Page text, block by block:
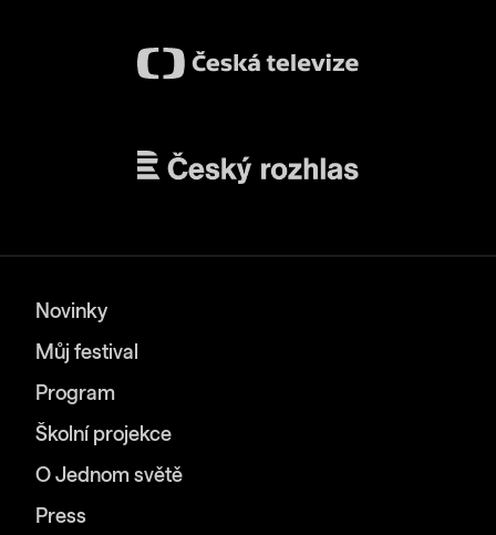
Novinky
Můj festival
Program
Školní projekce
O Jednom světě
Press